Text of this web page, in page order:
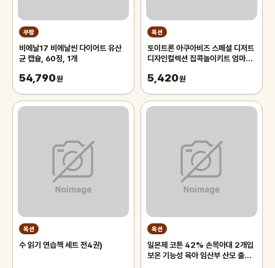
쿠팡
비에날17 비에날씬 다이어트 유산
균 캡슐, 60정, 1개
54,790원
옥션
토이트론 아쿠아비즈 스페셜 디저트
디자인컬렉션 집콕놀이키트 엄마표
5,420원
옥션
수 읽기 연습책 세트 전4권)
옥션
일본제 코튼 42% 손목아대 2개입
보온 기능성 육아 임산부 산모 출산